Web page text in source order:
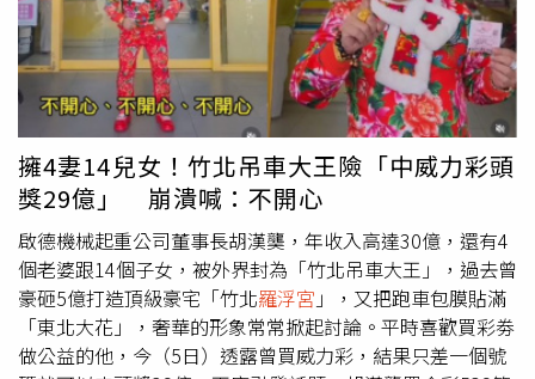
清華大學建築系，早年師承梁思成，1957年赴法國深造，
自此展開他與世界頂尖建築團隊合作的國際人生，他參與或
主導聲學設計的場館遍及全球，包括法國巴黎音樂城、羅浮
宮 金字塔音樂廳、日內瓦湖濱音樂廳、波爾多大劇院整修，
以及亞洲多座指標性場館；在台灣，臺北小巨蛋、高雄流行
音樂中心等，都在他的專業調整下如虎添翼，近年更參與衛
武營國家藝術文化中心等重要文化建設，為台灣聲學工程立
下關鍵里程碑。27日的首映會上也邀請建築、音樂與文化界
人士出席交流。當燈光暗下，銀幕亮起，觀眾將在衛武營這
座聲音殿堂中，與徐亞英一同走過半世紀的交響人生。《讓
建築歌唱～徐亞英的交響人生》3月13日一起聽見建築的聲
音。
法流汗」的說法。該團體在社群平台發布影片並寫道：「他
們說『那就把它掛進
羅浮宮
吧』，所以我們照做了。」
（They say ‘hang it in the Louvre’. So we did.），團體
表示此舉屬於政治評論。影片顯示，部分遊客駐足觀看並拍
照，館方人員約15分鐘後將照片移除。美國司法部公布與艾
普斯坦相關文件，再度引發外界關注。（圖／翻攝自X，
@TheNorfolkLion）另據《CNN》報導，美國司法部於1月
30日時公布最新一批與艾普斯坦相關的文件。新公開資料超
過300萬頁，其中包含與安德魯有關的內容。根據公開資
料，檔案中出現3張未標註日期與地點的舊照片。畫面顯示
安德魯穿著牛仔褲與白色POLO衫，雙膝跪地俯身在一名身
分不明女子上方，該女子仰躺在地。照片未顯示安德魯有任
何不當行為。司法部同時公開兩封安德魯與艾普斯坦於
擁4妻14兒女！竹北吊車大王險「中威力彩頭
獎29億」 崩潰喊：不開心
啟德機械起重公司董事長胡漢龑，年收入高達30億，還有4
個老婆跟14個子女，被外界封為「竹北吊車大王」，過去曾
豪砸5億打造頂級豪宅「竹北羅浮宮 」，又把跑車包膜貼滿
「東北大花」，奢華的形象常常掀起討論。平時喜歡買彩劵
做公益的他，今（5日）透露曾買威力彩，結果只差一個號